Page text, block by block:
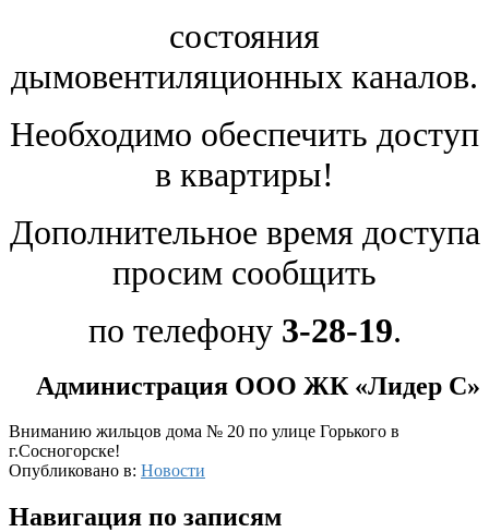
состояния
дымовентиляционных каналов.
Необходимо обеспечить доступ
в квартиры!
Дополнительное время доступа
просим сообщить
по телефону 3-28-19.
Администрация ООО ЖК «Лидер С»
Вниманию жильцов дома № 20 по улице Горького в
г.Сосногорске!
Опубликовано в: Новости
Навигация по записям